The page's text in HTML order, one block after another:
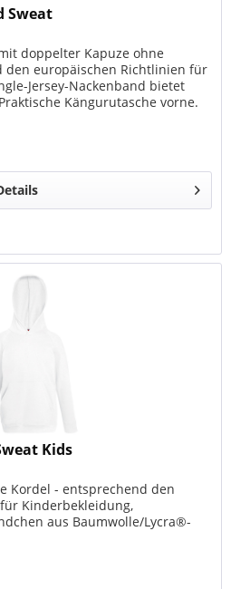
Sweat
doppelter Kapuze ohne
den europäischen Richtlinien für
Jersey-Nackenband bietet
Kängurutasche vorne.
Kids
Kordel - entsprechend den
Kinderbekleidung,
aus Baumwolle/Lycra®-